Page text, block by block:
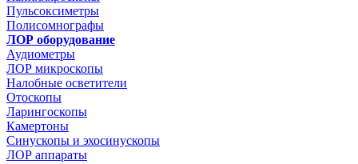
Пульсоксиметры
Полисомнографы
ЛОР оборудование
Аудиометры
ЛОР микроскопы
Налобные осветители
Отоскопы
Ларингоскопы
Камертоны
Синускопы и эхосинускопы
ЛОР аппараты